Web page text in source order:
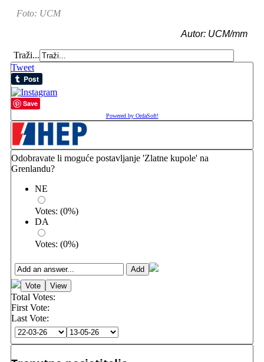
Foto: UCM
Autor: UCM/mm
Traži...
Tweet
Save
Powered by OrdaSoft!
Odobravate li moguće postavljanje 'Zlatne kupole' na
Grenlandu?
NE
Votes: (0%)
DA
Votes: (0%)
Total Votes:
First Vote:
Last Vote: